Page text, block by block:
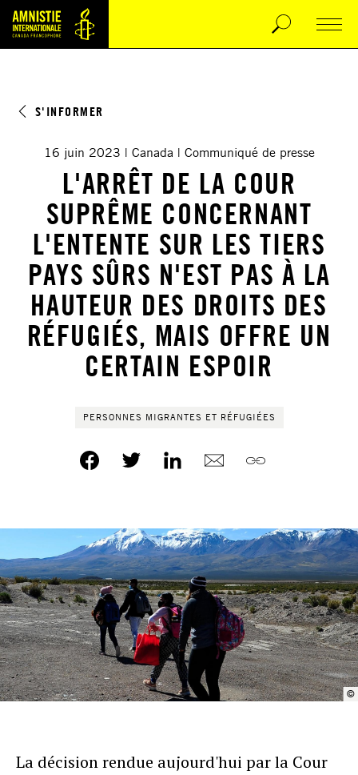
S'INFORMER
16 juin 2023 Canada Communiqué de presse
L'ARRÊT DE LA COUR
SUPRÊME CONCERNANT
L'ENTENTE SUR LES TIERS
PAYS SÛRS N'EST PAS À LA
HAUTEUR DES DROITS DES
RÉFUGIÉS, MAIS OFFRE UN
CERTAIN ESPOIR
PERSONNES MIGRANTES ET RÉFUGIÉES
©
La décision rendue aujourd'hui par la Cour